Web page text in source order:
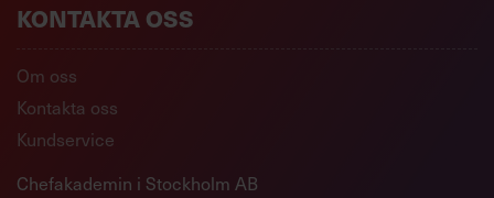
KONTAKTA OSS
Om oss
Kontakta oss
Kundservice
Chefakademin i Stockholm AB